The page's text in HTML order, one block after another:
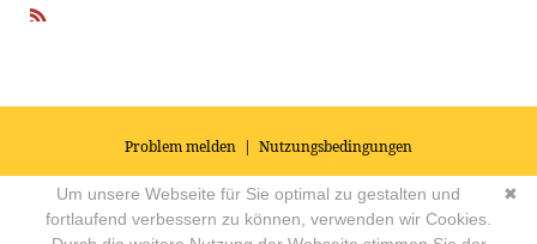
Problem melden | Nutzungsbedingungen
© 2026Impressum|Datenschutz|AGB's| Yoga Vidya Community -
Forum für Yoga, Meditation und Ayurveda Powered by
✖
Um unsere Webseite für Sie optimal zu gestalten und
fortlaufend verbessern zu können, verwenden wir Cookies.